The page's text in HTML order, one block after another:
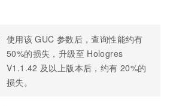
使用该 GUC 参数后，查询性能约有
50%的损失，升级至 Hologres
V1.1.42 及以上版本后，约有 20%的
损失。